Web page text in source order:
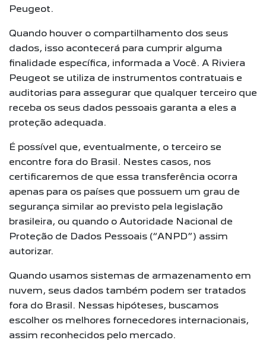
Peugeot.
Quando houver o compartilhamento dos seus
dados, isso acontecerá para cumprir alguma
finalidade específica, informada a Você. A Riviera
Peugeot se utiliza de instrumentos contratuais e
auditorias para assegurar que qualquer terceiro que
receba os seus dados pessoais garanta a eles a
proteção adequada.
É possível que, eventualmente, o terceiro se
encontre fora do Brasil. Nestes casos, nos
certificaremos de que essa transferência ocorra
apenas para os países que possuem um grau de
segurança similar ao previsto pela legislação
brasileira, ou quando o Autoridade Nacional de
Proteção de Dados Pessoais (“ANPD”) assim
autorizar.
Quando usamos sistemas de armazenamento em
nuvem, seus dados também podem ser tratados
fora do Brasil. Nessas hipóteses, buscamos
escolher os melhores fornecedores internacionais,
assim reconhecidos pelo mercado.